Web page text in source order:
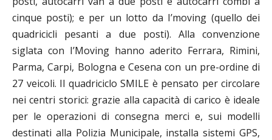
cinque posti); e per un lotto da I’moving (quello dei
quadricicli pesanti a due posti). Alla convenzione
siglata con I’Moving hanno aderito Ferrara, Rimini,
Parma, Carpi, Bologna e Cesena con un pre-ordine di
27 veicoli. Il quadriciclo SMILE è pensato per circolare
nei centri storici: grazie alla capacità di carico è ideale
per le operazioni di consegna merci e, sui modelli
destinati alla Polizia Municipale, installa sistemi GPS,